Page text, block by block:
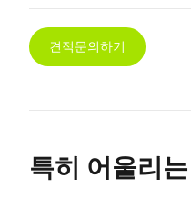
견적문의하기
특히 어울리